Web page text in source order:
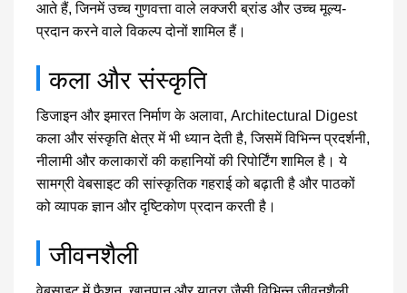
आते हैं, जिनमें उच्च गुणवत्ता वाले लक्जरी ब्रांड और उच्च मूल्य-
प्रदान करने वाले विकल्प दोनों शामिल हैं।
कला और संस्कृति
डिजाइन और इमारत निर्माण के अलावा, Architectural Digest
कला और संस्कृति क्षेत्र में भी ध्यान देती है, जिसमें विभिन्न प्रदर्शनी,
नीलामी और कलाकारों की कहानियों की रिपोर्टिंग शामिल है। ये
सामग्री वेबसाइट की सांस्कृतिक गहराई को बढ़ाती है और पाठकों
को व्यापक ज्ञान और दृष्टिकोण प्रदान करती है।
जीवनशैली